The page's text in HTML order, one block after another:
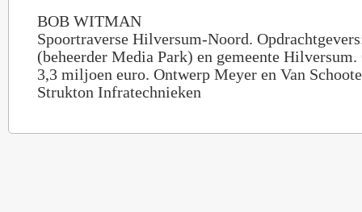
BOB WITMAN
Spoortraverse Hilversum-Noord.
(beheerder Media Park) en gemeente
3,3 miljoen euro. Ontwerp Meyer en Van
Strukton Infratechnieken